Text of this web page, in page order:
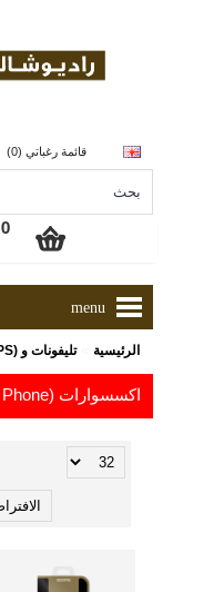
قائمة رغباتي (0)
0 منتجات - 0.0
menu
الرئيسية »تليفونات و (GPS)
اكسسوارات (Cell Phone) باسعار من 1.0